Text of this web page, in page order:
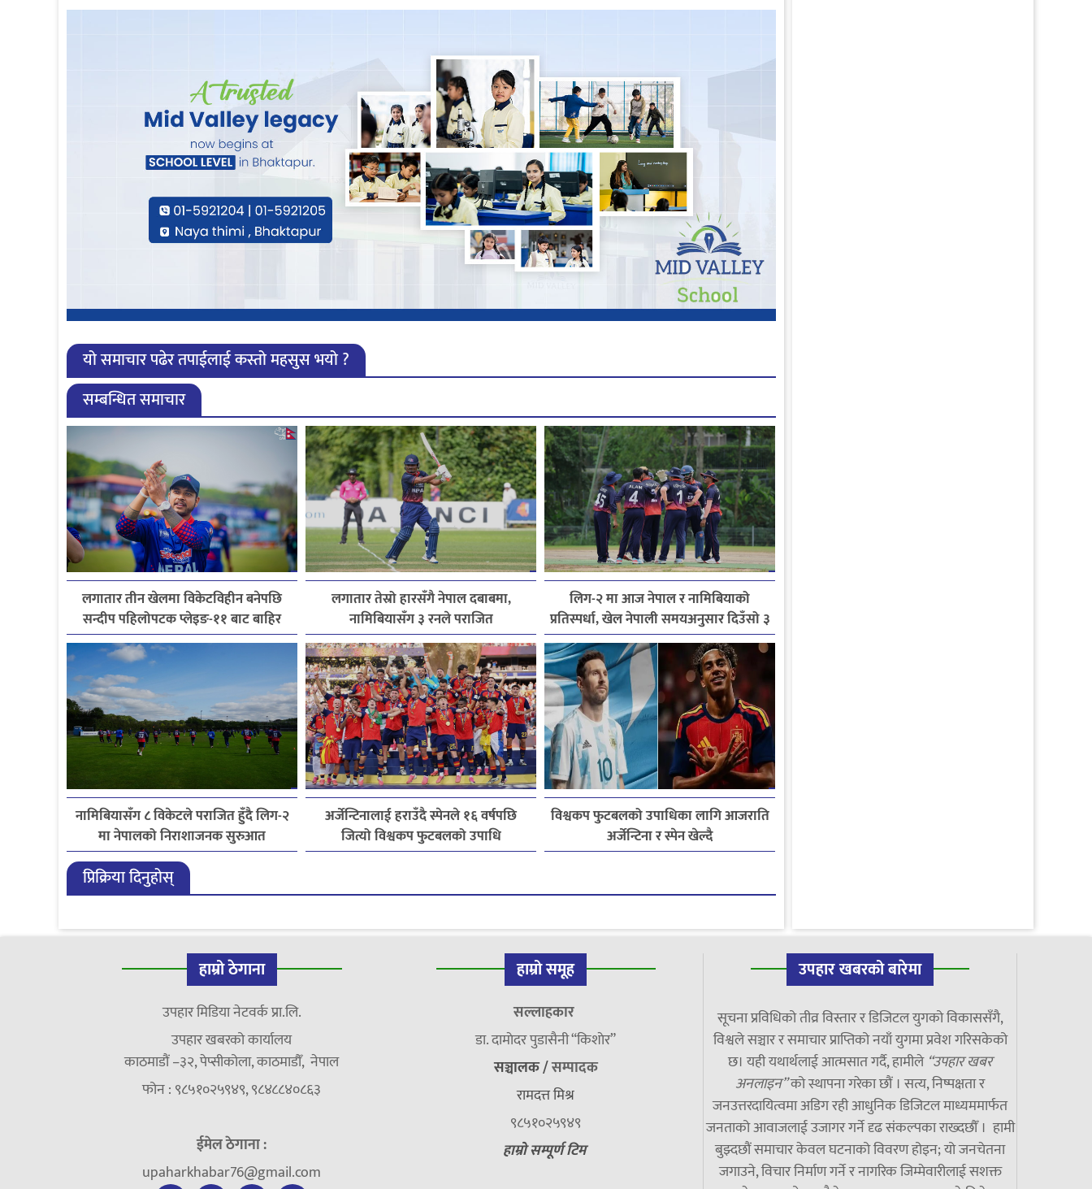
यो समाचार पढेर तपाईलाई कस्तो महसुस भयो ?
सम्बन्धित समाचार
लगातार तीन खेलमा विकेटविहीन बनेपछि
सन्दीप पहिलोपटक प्लेइङ-११ बाट बाहिर
लगातार तेस्रो हारसँगै नेपाल दबाबमा,
नामिबियासँग ३ रनले पराजित
लिग-२ मा आज नेपाल र नामिबियाको
प्रतिस्पर्धा, खेल नेपाली समयअनुसार दिउँसो ३
बजे सुरु हुने
नामिबियासँग ८ विकेटले पराजित हुँदै लिग-२
मा नेपालको निराशाजनक सुरुआत
अर्जेन्टिनालाई हराउँदै स्पेनले १६ वर्षपछि
जित्यो विश्वकप फुटबलको उपाधि
विश्वकप फुटबलको उपाधिका लागि आजराति
अर्जेन्टिना र स्पेन खेल्दै
प्रिक्रिया दिनुहोस्
हाम्रो ठेगाना
उपहार मिडिया नेटवर्क प्रा.लि.
उपहार खबरको कार्यालय
काठमाडौं –३२, पेप्सीकोला, काठमाडौँ, नेपाल
फोन : ९८५१०२५९४९, ९८४८८४०८६३
ईमेल ठेगाना :
upaharkhabar76@gmail.com
हाम्रो समूह
सल्लाहकार
डा. दामाेदर पुडासैनी “किशाेर”
सञ्चालक /सम्पादक
रामदत्त मिश्र
९८५१०२५९४९
हाम्रो सम्पूर्ण टिम
उपहार खबरको बारेमा
सूचना प्रविधिको तीव्र विस्तार र डिजिटल युगको विकाससँगै,
विश्वले सञ्चार र समाचार प्राप्तिको नयाँ युगमा प्रवेश गरिसकेको
छ। यही यथार्थलाई आत्मसात गर्दै, हामीले “उपहार खबर
अनलाइन”को स्थापना गरेका छौं । सत्य, निष्पक्षता र
जनउत्तरदायित्वमा अडिग रही आधुनिक डिजिटल माध्यममार्फत
जनताको आवाजलाई उजागर गर्ने दृढ संकल्पका राख्दछौँ । हामी
बुझ्दछौं समाचार केवल घटनाको विवरण होइन; यो जनचेतना
जगाउने, विचार निर्माण गर्ने र नागरिक जिम्मेवारीलाई सशक्त